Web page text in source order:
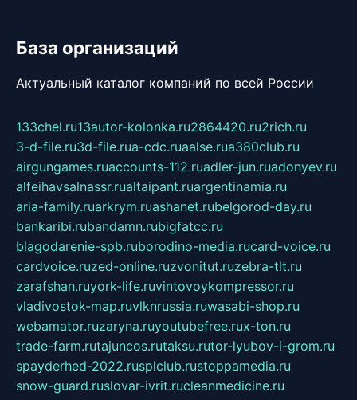
База организаций
Актуальный каталог компаний по всей России
133chel.ru13autor-kolonka.ru2864420.ru2rich.ru
3-d-file.ru3d-file.rua-cdc.ruaalse.rua380club.ru
airgungames.ruaccounts-112.ruadler-jun.ruadonyev.ru
alfeihavsalnassr.rualtaipant.ruargentinamia.ru
aria-family.ruarkrym.ruashanet.rubelgorod-day.ru
bankaribi.rubandamn.rubigfatcc.ru
blagodarenie-spb.ruborodino-media.rucard-voice.ru
cardvoice.ruzed-online.ruzvonitut.ruzebra-tlt.ru
zarafshan.ruyork-life.ruvintovoykompressor.ru
vladivostok-map.ruvlknrussia.ruwasabi-shop.ru
webamator.ruzaryna.ruyoutubefree.rux-ton.ru
trade-farm.rutajuncos.rutaksu.rutor-lyubov-i-grom.ru
spayderhed-2022.rusplclub.rustoppamedia.ru
snow-guard.ruslovar-ivrit.rucleanmedicine.ru